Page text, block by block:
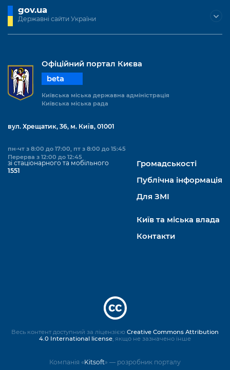
gov.ua
Державні сайти України
Офіційний портал Києва
beta
Київська міська державна адміністрація
Київська міська рада
вул. Хрещатик, 36, м. Київ, 01001
пн-чт з 8:00 до 17:00, пт з 8:00 до 15:45
Перерва з 12:00 до 12:45
зі стаціонарного та мобільного
1551
Громадськості
Публічна інформація
Для ЗМІ
Київ та міська влада
Контакти
Компанія «Kitsoft» — розробник порталу
Весь контент доступний за ліцензією Creative Commons Attribution
4.0 International license, якщо не зазначено інше